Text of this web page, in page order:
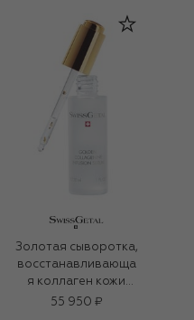
Золотая сыворотка,
восстанавливающа
я коллаген кожи
(30ml)
55 950 ₽